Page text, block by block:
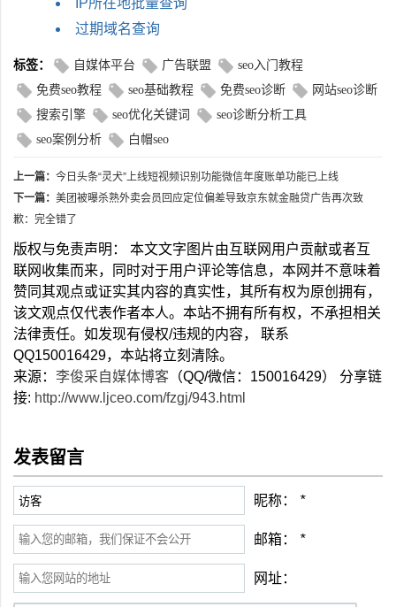
IP所在地批量查询
过期域名查询
标签： 自媒体平台 广告联盟
seo入门教程
免费seo教程
seo基础教程 免费seo诊断
网站seo诊断
搜索引擎
seo优化关键词
seo诊断分析工具
seo案例分析
白帽seo
上一篇： 今日头条“灵犬”上线短视频识别功能微信年度账单功能已上线
下一篇： 美团被曝杀熟外卖会员回应定位偏差导致京东就金融贷广告再次致
歉：完全错了
版权与免责声明： 本文文字图片由互联网用户贡献或者互
联网收集而来，同时对于用户评论等信息，本网并不意味着
赞同其观点或证实其内容的真实性，其所有权为原创拥有，
该文观点仅代表作者本人。本站不拥有所有权，不承担相关
法律责任。如发现有侵权/违规的内容， 联系
QQ150016429，本站将立刻清除。
来源： 李俊采自媒体博客 （QQ/微信：150016429） 分享链
接: http://www.ljceo.com/fzgj/943.html
发表留言
昵称： *
邮箱： *
网址：